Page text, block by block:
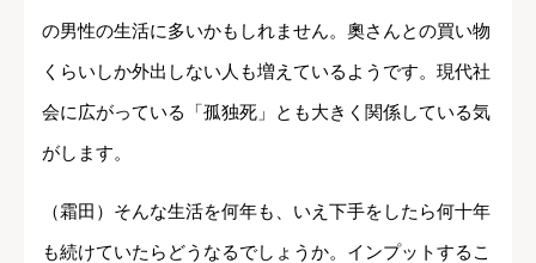
の男性の生活に多いかもしれません。奧さんとの買い物
くらいしか外出しない人も増えているようです。現代社
会に広がっている「孤独死」とも大きく関係している気
がします。
（霜田）そんな生活を何年も、いえ下手をしたら何十年
も続けていたらどうなるでしょうか。インプットするこ